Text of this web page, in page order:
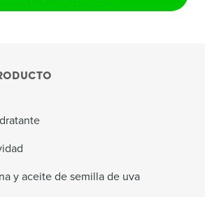
y aceite de semilla de uva